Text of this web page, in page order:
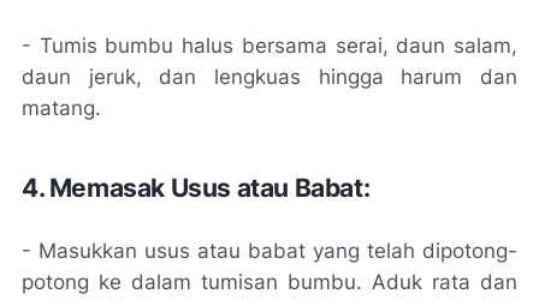
- Tumis bumbu halus bersama serai, daun salam,
daun jeruk, dan lengkuas hingga harum dan
matang.
4. Memasak Usus atau Babat:
- Masukkan usus atau babat yang telah dipotong-
potong ke dalam tumisan bumbu. Aduk rata dan